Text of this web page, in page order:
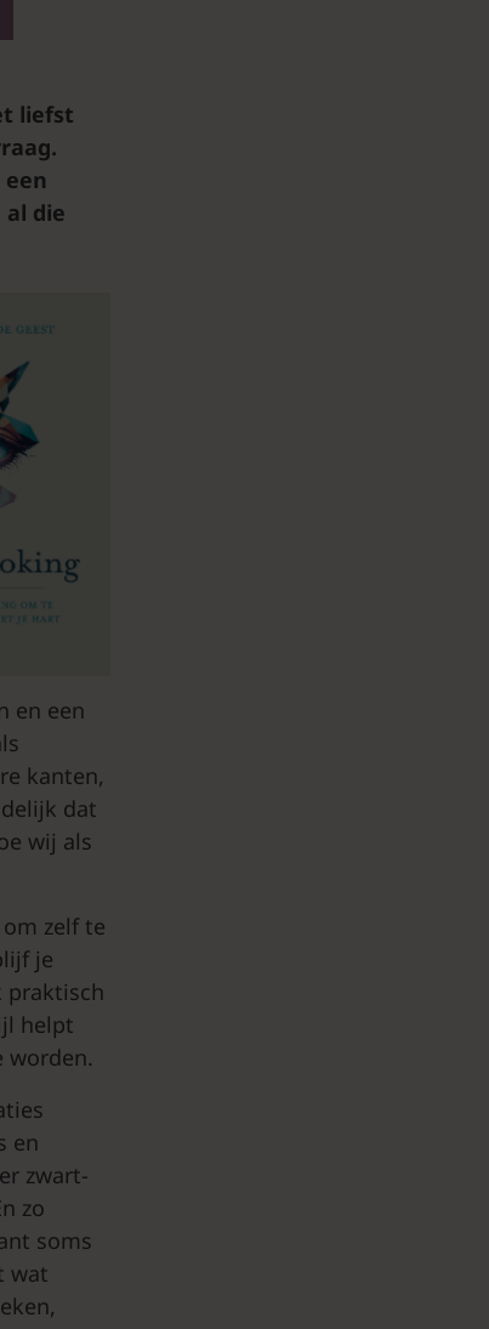
liefst
die
en een
kanten,
dat
wij als
zelf te
je
praktisch
helpt
worden.
en
zwart-
zo
soms
wat